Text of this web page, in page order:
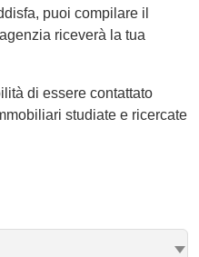
puoi compilare il
riceverà la tua
di essere contattato
studiate e ricercate